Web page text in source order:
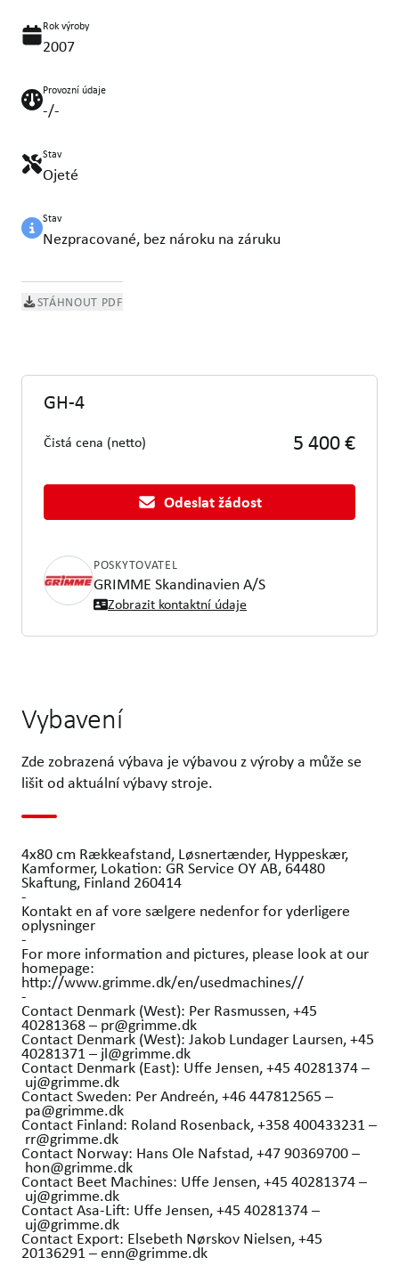
Rok výroby
2007
Provozní údaje
-/-
Stav
Ojeté
Stav
Nezpracované, bez nároku na záruku
STÁHNOUT PDF
GH-4
Čistá cena (netto) 5 400 €
Odeslat žádost
POSKYTOVATEL
GRIMME Skandinavien A/S
Zobrazit kontaktní údaje
Vybavení
Zde zobrazená výbava je výbavou z výroby a může se
lišit od aktuální výbavy stroje.
4x80 cm Rækkeafstand, Løsnertænder, Hyppeskær,
Kamformer, Lokation: GR Service OY AB, 64480
Skaftung, Finland 260414
-
Kontakt en af vore sælgere nedenfor for yderligere
oplysninger
-
For more information and pictures, please look at our
homepage:
http://www.grimme.dk/en/usedmachines//
-
Contact Denmark (West): Per Rasmussen, +45
40281368 – pr@grimme.dk
Contact Denmark (West): Jakob Lundager Laursen, +45
40281371 – jl@grimme.dk
Contact Denmark (East): Uffe Jensen, +45 40281374 –
uj@grimme.dk
Contact Sweden: Per Andreén, +46 447812565 –
pa@grimme.dk
Contact Finland: Roland Rosenback, +358 400433231 –
rr@grimme.dk
Contact Norway: Hans Ole Nafstad, +47 90369700 –
hon@grimme.dk
Contact Beet Machines: Uffe Jensen, +45 40281374 –
uj@grimme.dk
Contact Asa-Lift: Uffe Jensen, +45 40281374 –
uj@grimme.dk
Contact Export: Elsebeth Nørskov Nielsen, +45
20136291 – enn@grimme.dk